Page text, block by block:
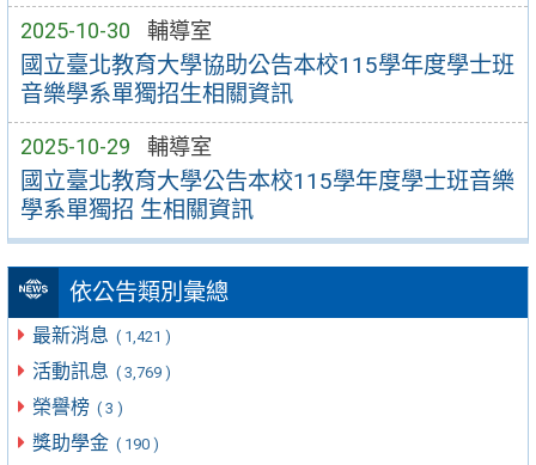
2025-10-30 輔導室
國立臺北教育大學協助公告本校115學年度學士班
音樂學系單獨招生相關資訊
2025-10-29 輔導室
國立臺北教育大學公告本校115學年度學士班音樂
學系單獨招 生相關資訊
依公告類別彙總
最新消息 ( 1,421 )
活動訊息 ( 3,769 )
榮譽榜 ( 3 )
獎助學金 ( 190 )